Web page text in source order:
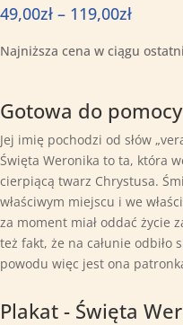
49,00zł – 119,00złZakres
od
119,00zł
Najniższa cena w ciągu
Gotowa do pomocy
Jej imię pochodzi od słów
Święta Weronika to ta, która
cierpiącą twarz Chrystusa.
właściwym miejscu i we
za moment miał oddać życie
też fakt, że na całunie odbiło
powodu więc jest ona
Plakat - Święta